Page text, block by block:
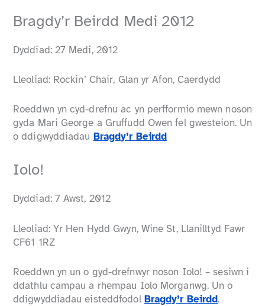
Bragdy’r Beirdd Medi 2012
Dyddiad: 27 Medi, 2012
Lleoliad: Rockin’ Chair, Glan yr Afon, Caerdydd
Roeddwn yn cyd-drefnu ac yn perfformio mewn noson
gyda Mari George a Gruffudd Owen fel gwesteion. Un
o ddigwyddiadau Bragdy’r Beirdd
Iolo!
Dyddiad: 7 Awst, 2012
Lleoliad: Yr Hen Hydd Gwyn, Wine St, Llanilltyd Fawr
CF61 1RZ
Roeddwn yn un o gyd-drefnwyr noson Iolo! – sesiwn i
ddathlu campau a rhempau Iolo Morganwg. Un o
ddigwyddiadau eisteddfodol Bragdy’r Beirdd.